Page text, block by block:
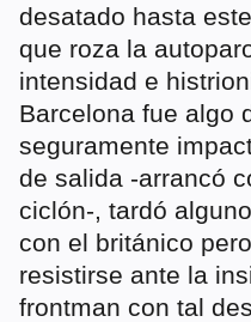
desatado hasta
que roza la
intensidad e
Barcelona fue algo
seguramente
de salida -arrancó
ciclón-, tardó
con el británico
resistirse ante la
frontman con tal